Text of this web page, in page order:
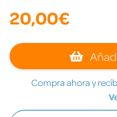
20,00€
Compra ahora y